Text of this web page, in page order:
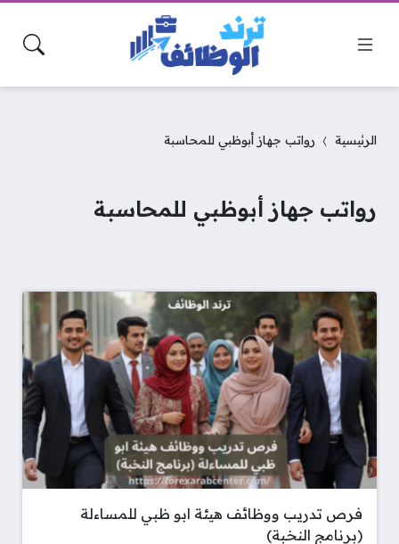
الرئيسية رواتب جهاز أبوظبي للمحاسبة
رواتب جهاز أبوظبي للمحاسبة
فرص تدريب ووظائف هيئة ابو ظبي للمساءلة
(برنامج النخبة)